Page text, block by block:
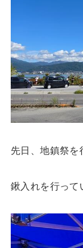
先日、地鎮祭を
鍬入れを行って